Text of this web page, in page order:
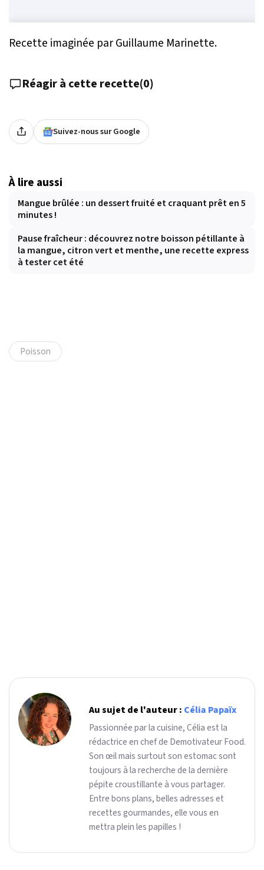
Recette imaginée par Guillaume Marinette.
Réagir à cette recette(0)
Suivez-nous sur Google
À lire aussi
Mangue brûlée : un dessert fruité et craquant prêt en 5
minutes !
Pause fraîcheur : découvrez notre boisson pétillante à
la mangue, citron vert et menthe, une recette express
à tester cet été
Poisson
Au sujet de l'auteur : Célia Papaïx
Passionnée par la cuisine, Célia est la
rédactrice en chef de Demotivateur Food.
Son œil mais surtout son estomac sont
toujours à la recherche de la dernière
pépite croustillante à vous partager.
Entre bons plans, belles adresses et
recettes gourmandes, elle vous en
mettra plein les papilles !